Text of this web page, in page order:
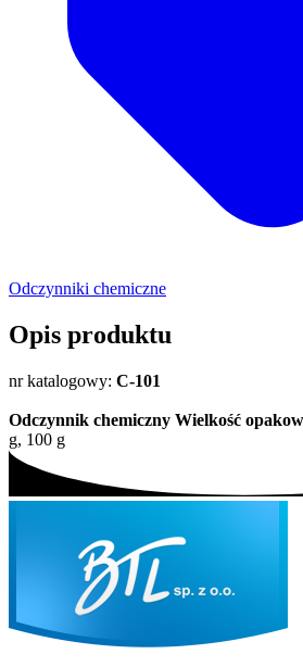
Odczynniki chemiczne
Opis produktu
nr katalogowy: C-101
Odczynnik chemiczny Wielkość
g, 100 g